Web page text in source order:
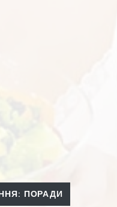
ПОРАДИ